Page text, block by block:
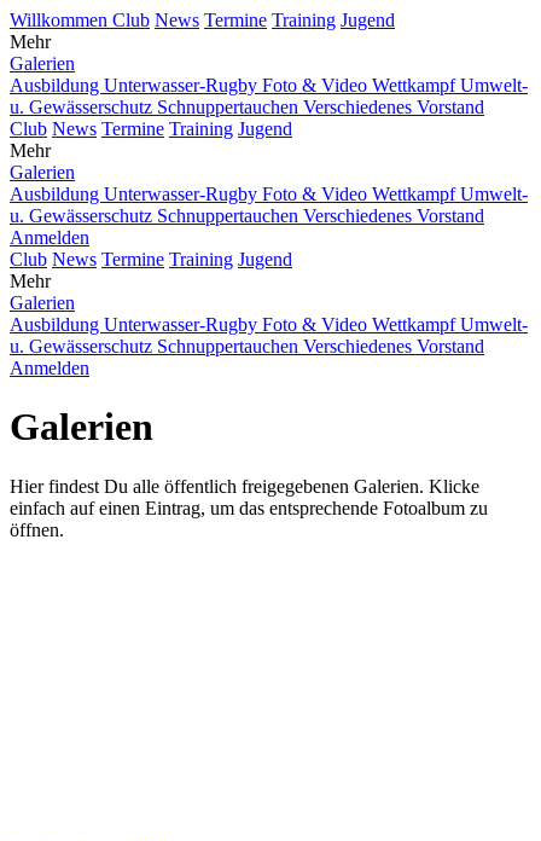
Willkommen Club News Termine Training Jugend
Mehr
Galerien
Ausbildung Unterwasser-Rugby Foto & Video WettkampfUmwelt-
u. Gewässerschutz Schnuppertauchen Verschiedenes Vorstand
Club News Termine Training Jugend
Mehr
Galerien
Ausbildung Unterwasser-Rugby Foto & Video WettkampfUmwelt-
u. Gewässerschutz Schnuppertauchen Verschiedenes Vorstand
Anmelden
Club News Termine Training Jugend
Mehr
Galerien
Ausbildung Unterwasser-Rugby Foto & Video WettkampfUmwelt-
u. Gewässerschutz Schnuppertauchen Verschiedenes Vorstand
Anmelden
Galerien
Hier findest Du alle öffentlich freigegebenen Galerien. Klicke
einfach auf einen Eintrag, um das entsprechende Fotoalbum zu
öffnen.